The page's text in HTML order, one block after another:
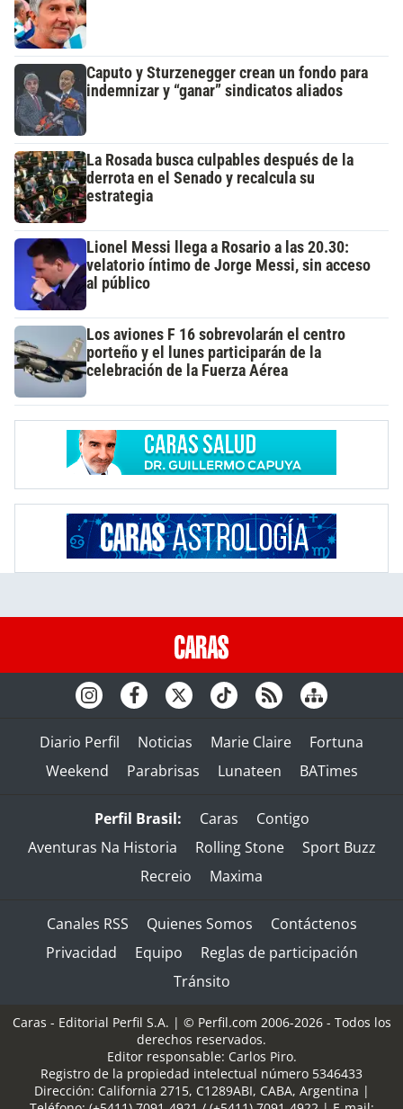
Caputo y Sturzenegger crean un fondo para
indemnizar y “ganar” sindicatos aliados
La Rosada busca culpables después de la
derrota en el Senado y recalcula su
estrategia
Lionel Messi llega a Rosario a las 20.30:
velatorio íntimo de Jorge Messi, sin acceso
al público
Los aviones F 16 sobrevolarán el centro
porteño y el lunes participarán de la
celebración de la Fuerza Aérea
Diario Perfil Noticias Marie Claire
Fortuna
Weekend
Parabrisas Lunateen BATimes
Perfil Brasil: Caras
Contigo
Aventuras Na Historia
Rolling Stone
Sport Buzz
Recreio
Maxima
Canales RSS Quienes Somos
Contáctenos
Privacidad
Equipo
Reglas de participación
Tránsito
Caras - Editorial Perfil S.A. | © Perfil.com 2006-2026 - Todos los
derechos reservados.
Editor responsable: Carlos Piro.
Registro de la propiedad intelectual número 5346433
Dirección: California 2715, C1289ABI, CABA, Argentina |